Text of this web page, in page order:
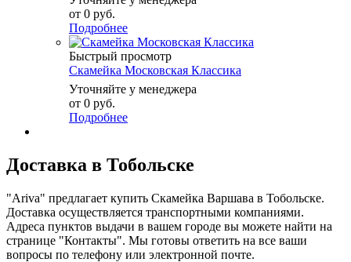
от 0 руб.
Подробнее
Быстрый просмотр
Скамейка Московская Классика
Уточняйте у менеджера
от 0 руб.
Подробнее
Доставка в Тобольске
"Ariva" предлагает купить Скамейка Варшава в Тобольске.
Доставка осуществляется транспортными компаниями.
Адреса пунктов выдачи в вашем городе вы можете найти на
странице "Контакты". Мы готовы ответить на все ваши
вопросы по телефону или электронной почте.